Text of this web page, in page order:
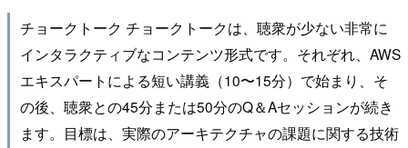
チョークトーク チョークトークは、聴衆が少ない非常に
インタラクティブなコンテンツ形式です。それぞれ、AWS
エキスパートによる短い講義（10〜15分）で始まり、そ
の後、聴衆との45分または50分のQ＆Aセッションが続き
ます。目標は、実際のアーキテクチャの課題に関する技術